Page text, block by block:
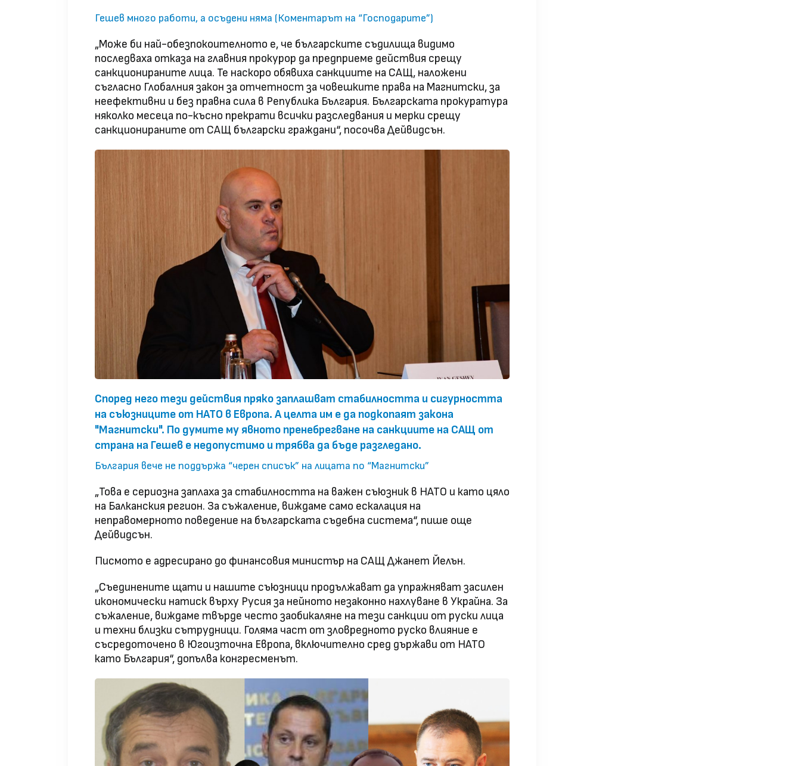
Гешев много работи, а осъдени няма (Коментарът на “Господарите”)
„Може би най-обезпокоителното е, че българските съдилища видимо
последваха отказа на главния прокурор да предприеме действия срещу
санкционираните лица. Те наскоро обявиха санкциите на САЩ, наложени
съгласно Глобалния закон за отчетност за човешките права на Магнитски, за
неефективни и без правна сила в Република България. Българската прокуратура
няколко месеца по-късно прекрати всички разследвания и мерки срещу
санкционираните от САЩ български граждани“, посочва Дейвидсън.
Според него тези действия пряко заплашват стабилността и сигурността
на съюзниците от НАТО в Европа. А целта им е да подкопаят закона
"Магнитски". По думите му явното пренебрегване на санкциите на САЩ от
страна на Гешев е недопустимо и трябва да бъде разгледано.
България вече не поддържа “черен списък” на лицата по “Магнитски”
„Това е сериозна заплаха за стабилността на важен съюзник в НАТО и като цяло
на Балканския регион. За съжаление, виждаме само ескалация на
неправомерното поведение на българската съдебна система“, пише още
Дейвидсън.
Писмото е адресирано до финансовия министър на САЩ Джанет Йелън.
„Съединените щати и нашите съюзници продължават да упражняват засилен
икономически натиск върху Русия за нейното незаконно нахлуване в Украйна. За
съжаление, виждаме твърде често заобикаляне на тези санкции от руски лица
и техни близки сътрудници. Голяма част от зловредното руско влияние е
съсредоточено в Югоизточна Европа, включително сред държави от НАТО
като България“, допълва конгресменът.